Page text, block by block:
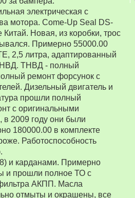
электрическая с
мотора. Come-Up Seal DS-
Китай. Новая, из коробки, трос
Примерно 55000.00
2,5 литра, адаптированный
ТНВД - полный
ремонт форсунок с
Дизельный двигатель и
прошли полный
с оригинальными
2009 году они были
180000.00 в комплекте
Работоспособность
и карданами. Примерно
и прошли полное ТО с
АКПП. Масла
отмыты и окрашены, все